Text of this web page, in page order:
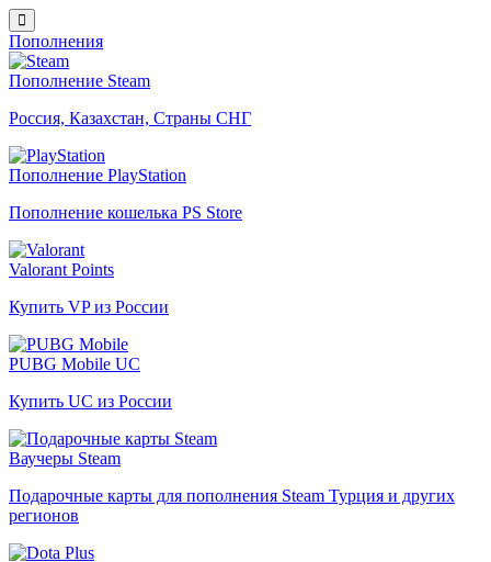
Пополнения
Пополнение Steam
Россия, Казахстан, Страны СНГ
Пополнение PlayStation
Пополнение кошелька PS Store
Valorant Points
Купить VP из России
PUBG Mobile UC
Купить UC из России
Ваучеры Steam
Подарочные карты для пополнения Steam Турция и других
регионов